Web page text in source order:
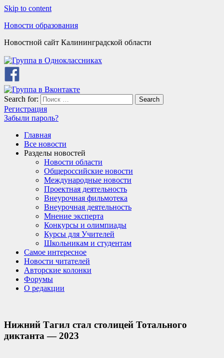
Skip to content
Новости образования
Новостной сайт Калининградской области
Search for: Search
Регистрация
Забыли пароль?
Главная
Все новости
Разделы новостей
Новости области
Общероссийские новости
Международные новости
Проектная деятельность
Внеурочная фильмотека
Внеурочная деятельность
Мнение эксперта
Конкурсы и олимпиады
Курсы для Учителей
Школьникам и студентам
Самое интересное
Новости читателей
Авторские колонки
Форумы
О редакции
Нижний Тагил стал столицей Тотального
диктанта — 2023